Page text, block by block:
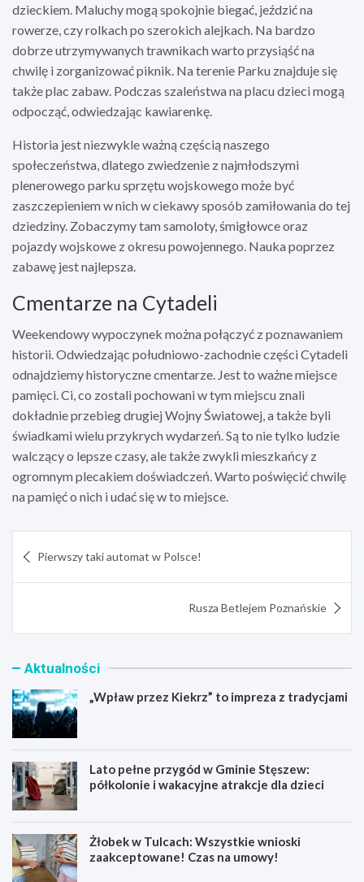
dzieckiem. Maluchy mogą spokojnie biegać, jeździć na
rowerze, czy rolkach po szerokich alejkach. Na bardzo
dobrze utrzymywanych trawnikach warto przysiąść na
chwilę i zorganizować piknik. Na terenie Parku znajduje się
także plac zabaw. Podczas szaleństwa na placu dzieci mogą
odpocząć, odwiedzając kawiarenkę.
Historia jest niezwykle ważną częścią naszego
społeczeństwa, dlatego zwiedzenie z najmłodszymi
plenerowego parku sprzętu wojskowego może być
zaszczepieniem w nich w ciekawy sposób zamiłowania do tej
dziedziny. Zobaczymy tam samoloty, śmigłowce oraz
pojazdy wojskowe z okresu powojennego. Nauka poprzez
zabawę jest najlepsza.
Cmentarze na Cytadeli
Weekendowy wypoczynek można połączyć z poznawaniem
historii. Odwiedzając południowo-zachodnie części Cytadeli
odnajdziemy historyczne cmentarze. Jest to ważne miejsce
pamięci. Ci, co zostali pochowani w tym miejscu znali
dokładnie przebieg drugiej Wojny Światowej, a także byli
świadkami wielu przykrych wydarzeń. Są to nie tylko ludzie
walczący o lepsze czasy, ale także zwykli mieszkańcy z
ogromnym plecakiem doświadczeń. Warto poświęcić chwilę
na pamięć o nich i udać się w to miejsce.
wpisu
Pierwszy taki automat w Polsce!
Rusza Betlejem Poznańskie
Aktualności
„Wpław przez Kiekrz” to impreza z tradycjami
Lato pełne przygód w Gminie Stęszew:
półkolonie i wakacyjne atrakcje dla dzieci
Żłobek w Tulcach: Wszystkie wnioski
zaakceptowane! Czas na umowy!